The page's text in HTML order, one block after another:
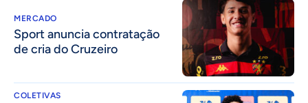
MERCADO
Sport anuncia contratação
de cria do Cruzeiro
COLETIVAS